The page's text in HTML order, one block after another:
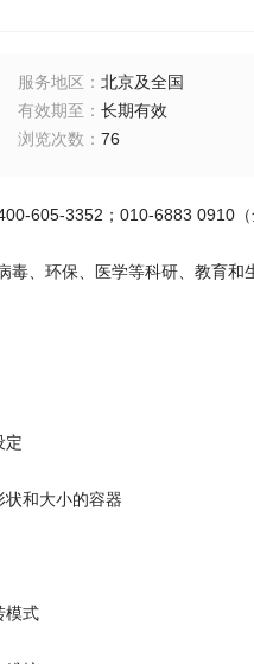
服务地区 ： 北京及全国
有效期至 ： 长期有效
浏览次数 ： 76
605-3352；010-6883 0910（
环保、医学等科研、教育和
定
和大小的容器
模式